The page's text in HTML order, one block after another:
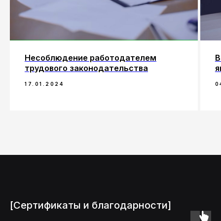
Несоблюдение работодателем
трудового законодательства
17.01.2024
[Сертификаты и благодарности]